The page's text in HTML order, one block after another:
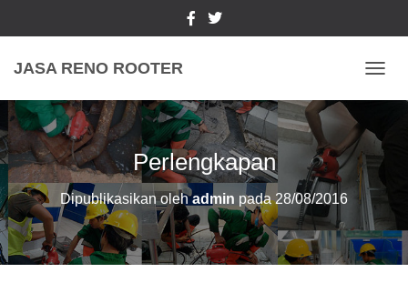
JASA RENO ROOTER
Perlengkapan
Dipublikasikan olehadmin pada28/08/2016